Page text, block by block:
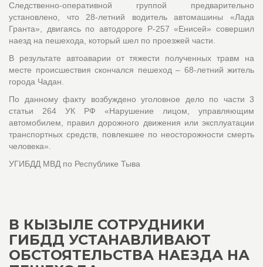
Следственно-оперативной группой предварительно
установлено, что 28-летний водитель автомашины «Лада
Гранта», двигаясь по автодороге Р-257 «Енисей» совершил
наезд на пешехода, который шел по проезжей части.
В результате автоаварии от тяжести полученных травм на
месте происшествия скончался пешеход – 68-летний житель
города Чадан.
По данному факту возбуждено уголовное дело по части 3
статьи 264 УК РФ «Нарушение лицом, управляющим
автомобилем, правил дорожного движения или эксплуатации
транспортных средств, повлекшее по неосторожности смерть
человека».
УГИБДД МВД по Республике Тыва
В КЫЗЫЛЕ СОТРУДНИКИ
ГИБДД УСТАНАВЛИВАЮТ
ОБСТОЯТЕЛЬСТВА НАЕЗДА НА